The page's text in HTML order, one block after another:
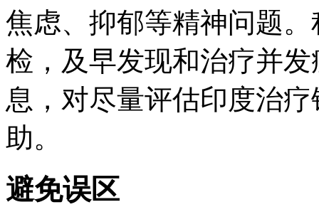
焦虑、抑郁等精神问题
检，及早发现和治疗并
息，对尽量评估印度治
助。
避免误区